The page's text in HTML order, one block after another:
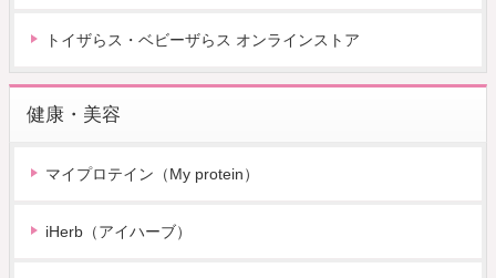
トイザらス・ベビーザらス オンラインストア
健康・美容
マイプロテイン（My protein）
iHerb（アイハーブ）